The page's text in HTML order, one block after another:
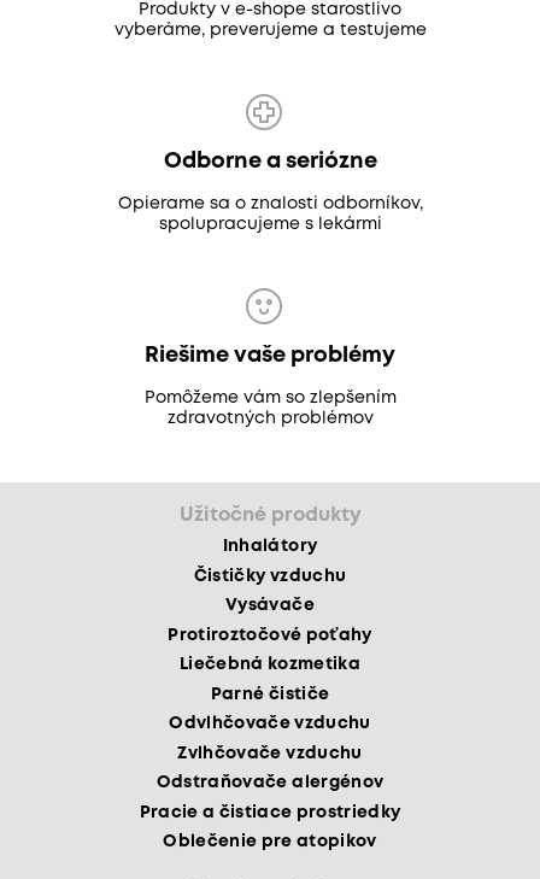
Produkty v e-shope starostlivo
vyberáme, preverujeme a testujeme
Odborne a seriózne
Opierame sa o znalosti odborníkov,
spolupracujeme s lekármi
Riešime vaše problémy
Pomôžeme vám so zlepšením
zdravotných problémov
Užitočné produkty
Inhalátory
Čističky vzduchu
Vysávače
Protiroztočové poťahy
Liečebná kozmetika
Parné čističe
Odvlhčovače vzduchu
Zvlhčovače vzduchu
Odstraňovače alergénov
Pracie a čistiace prostriedky
Oblečenie pre atopikov